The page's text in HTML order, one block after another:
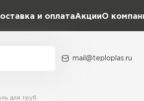
и оплатаАкцииО
mail@teploplas.ru
для труб